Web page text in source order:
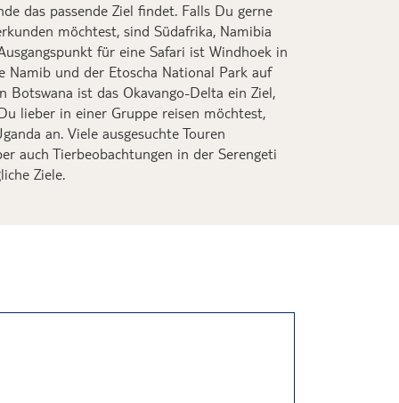
das passende Ziel findet. Falls Du gerne
möchtest, sind Südafrika, Namibia
für eine Safari ist Windhoek in
Namib und der Etoscha National Park auf
Botswana ist das Okavango-Delta ein Ziel,
lieber in einer Gruppe reisen möchtest,
an. Viele ausgesuchte Touren
auch Tierbeobachtungen in der Serengeti
Ziele.